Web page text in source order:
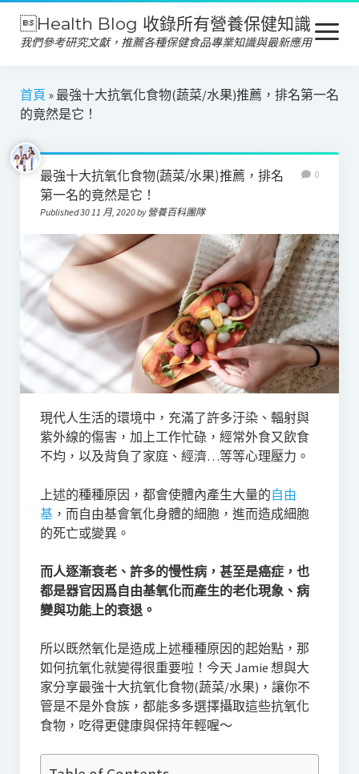
Health Blog 收錄所有營養保健知識
我們參考研究文獻，推薦各種保健食品專業知識與最新應用
open
menu
營養保健
產品推薦
美容保養
首頁 » 最強十大抗氧化食物(蔬菜/水果)推薦，排名第一名
的竟然是它！
最強十大抗氧化食物(蔬菜/水果)推薦，排名
第一名的竟然是它！
Published 30 11 月, 2020 by 營養百科團隊
0
現代人生活的環境中，充滿了許多汙染、輻射與
紫外線的傷害，加上工作忙碌，經常外食又飲食
不均，以及背負了家庭、經濟…等等心理壓力。
上述的種種原因，都會使體內產生大量的自由
基，而自由基會氧化身體的細胞，進而造成細胞
的死亡或變異。
而人逐漸衰老、許多的慢性病，甚至是癌症，也
都是器官因爲自由基氧化而產生的老化現象、病
變與功能上的衰退。
所以既然氧化是造成上述種種原因的起始點，那
如何抗氧化就變得很重要啦！今天 Jamie 想與大
家分享最強十大抗氧化食物(蔬菜/水果)，讓你不
管是不是外食族，都能多多選擇攝取這些抗氧化
食物，吃得更健康與保持年輕喔～